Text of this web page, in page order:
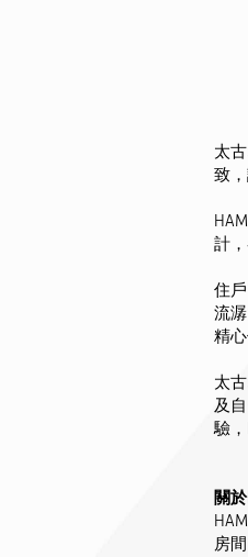
太
致
計
住
流
精
太
及
驗，
關於
房